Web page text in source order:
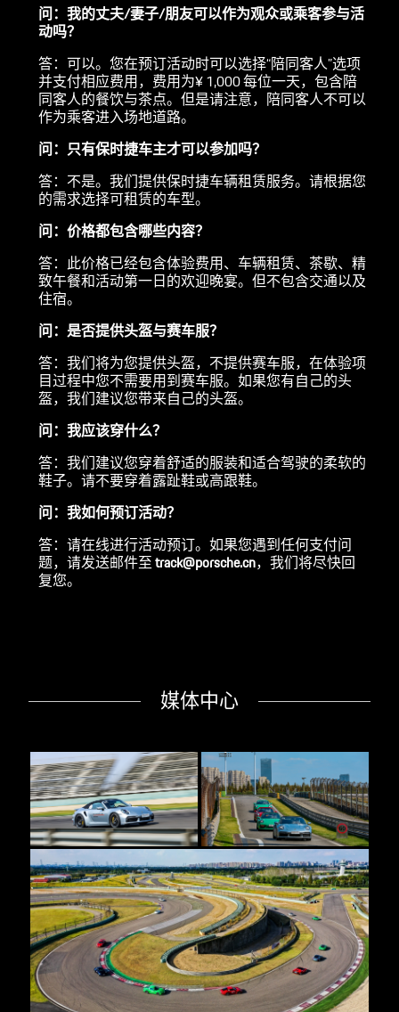
问：我的丈夫/妻子/朋友可以作为观众或乘客参与活
动吗？
答：可以。您在预订活动时可以选择“陪同客人”选项
并支付相应费用，费用为¥ 1,000 每位一天，包含陪
同客人的餐饮与茶点。但是请注意，陪同客人不可以
作为乘客进入场地道路。
问：只有保时捷车主才可以参加吗？
答：不是。我们提供保时捷车辆租赁服务。请根据您
的需求选择可租赁的车型。
问：价格都包含哪些内容？
答：此价格已经包含体验费用、车辆租赁、茶歇、精
致午餐和活动第一日的欢迎晚宴。但不包含交通以及
住宿。
问：是否提供头盔与赛车服？
答：我们将为您提供头盔，不提供赛车服，在体验项
目过程中您不需要用到赛车服。如果您有自己的头
盔，我们建议您带来自己的头盔。
问：我应该穿什么？
答：我们建议您穿着舒适的服装和适合驾驶的柔软的
鞋子。请不要穿着露趾鞋或高跟鞋。
问：我如何预订活动？
答：请在线进行活动预订。如果您遇到任何支付问
题，请发送邮件至track@porsche.cn，我们将尽快回
复您。
媒体中心